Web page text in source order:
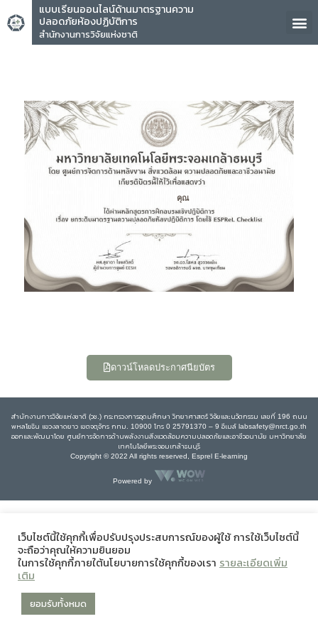
แบบเรียนออนไลน์ด้านมาตรฐานความ
ปลอดภัยห้องปฏิบัติการ
สำนักงานการวิจัยแห่งชาติ
คุณ
ดาวน์โหลดประกาศนียบัตร
สำนักงานการวิจัยแห่งชาติ (วช.) กระทรวงการอุดมศึกษา วิทยาศาสตร์ วิจัยและนวัตกรรม เลขที่ 196 ถนน
พหลโยธิน แขวงลาดยาว เขตจตุจักร กทม. 10900 โทร 0 25791370 – 9 อีเมล์ labsafety@nrct.go.th
ออกและพัฒนาโดย ศูนย์การจัดการด้านพลังงานสิ่งแวดล้อมความปลอดภัยและอาชีวอนามัย มหาวิทยาลัย
เทคโนโลยีพระจอมเกล้าธนบุรี
Copyright © 2022 All rights reserved, Esprel E-learning
Powered by
เว็บไซต์นี้ใช้คุกกี้เพื่อปรับปรุงประสบการณ์ของผู้ใช้ การใช้เว็บไซต์นี้
จะถือว่าคุณให้ความยินยอม
ในการใช้คุกกี้ภายใต้นโยบายการใช้คุกกี้ของเรา รายละเอียดเพิ่ม
เติม
ยอมรับทั้งหมด